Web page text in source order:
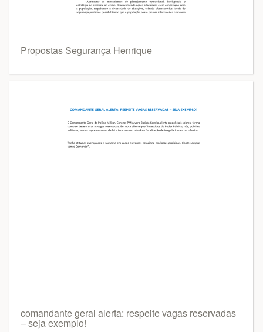
Propostas Segurança Henrique
comandante geral alerta: respeite vagas reservadas
– seja exemplo!